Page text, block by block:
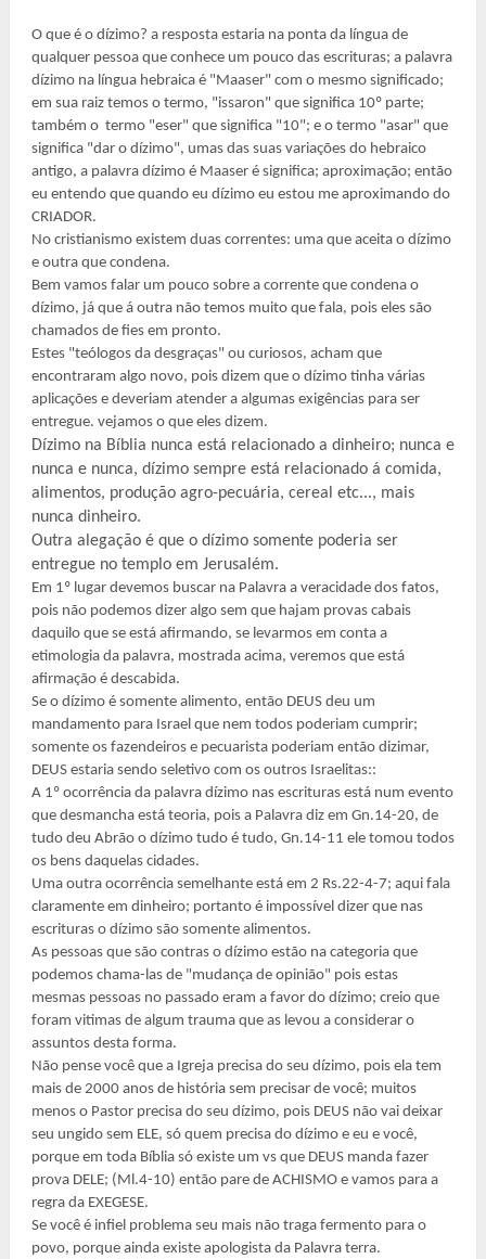
O que é o dízimo? a resposta estaria na ponta da língua de
qualquer pessoa que conhece um pouco das escrituras; a palavra
dízimo na língua hebraica é "Maaser" com o mesmo significado;
em sua raiz temos o termo, "issaron" que significa 10º parte;
também o termo "eser" que significa "10"; e o termo "asar" que
significa "dar o dízimo", umas das suas variações do hebraico
antigo, a palavra dízimo é Maaser é significa; aproximação; então
eu entendo que quando eu dízimo eu estou me aproximando do
CRIADOR.
No cristianismo existem duas correntes: uma que aceita o dízimo
e outra que condena.
Bem vamos falar um pouco sobre a corrente que condena o
dízimo, já que á outra não temos muito que fala, pois eles são
chamados de fies em pronto.
Estes "teólogos da desgraças" ou curiosos, acham que
encontraram algo novo, pois dizem que o dízimo tinha várias
aplicações e deveriam atender a algumas exigências para ser
entregue. vejamos o que eles dizem.
Dízimo na Bíblia nunca está relacionado a dinheiro; nunca e
nunca e nunca, dízimo sempre está relacionado á comida,
alimentos, produção agro-pecuária, cereal etc..., mais
nunca dinheiro.
Outra alegação é que o dízimo somente poderia ser
entregue no templo em Jerusalém.
Em 1º lugar devemos buscar na Palavra a veracidade dos fatos,
pois não podemos dizer algo sem que hajam provas cabais
daquilo que se está afirmando, se levarmos em conta a
etimologia da palavra, mostrada acima, veremos que está
afirmação é descabida.
Se o dízimo é somente alimento, então DEUS deu um
mandamento para Israel que nem todos poderiam cumprir;
somente os fazendeiros e pecuarista poderiam então dizimar,
DEUS estaria sendo seletivo com os outros Israelitas::
A 1º ocorrência da palavra dízimo nas escrituras está num evento
que desmancha está teoria, pois a Palavra diz em Gn.14-20, de
tudo deu Abrão o dízimo tudo é tudo, Gn.14-11 ele tomou todos
os bens daquelas cidades.
Uma outra ocorrência semelhante está em 2 Rs.22-4-7; aqui fala
claramente em dinheiro; portanto é impossível dizer que nas
escrituras o dízimo são somente alimentos.
As pessoas que são contras o dízimo estão na categoria que
podemos chama-las de "mudança de opinião" pois estas
mesmas pessoas no passado eram a favor do dízimo; creio que
foram vitimas de algum trauma que as levou a considerar o
assuntos desta forma.
Não pense você que a Igreja precisa do seu dízimo, pois ela tem
mais de 2000 anos de história sem precisar de você; muitos
menos o Pastor precisa do seu dízimo, pois DEUS não vai deixar
seu ungido sem ELE, só quem precisa do dízimo e eu e você,
porque em toda Bíblia só existe um vs que DEUS manda fazer
prova DELE; (Ml.4-10) então pare de ACHISMO e vamos para a
regra da EXEGESE.
Se você é infiel problema seu mais não traga fermento para o
povo, porque ainda existe apologista da Palavra terra.